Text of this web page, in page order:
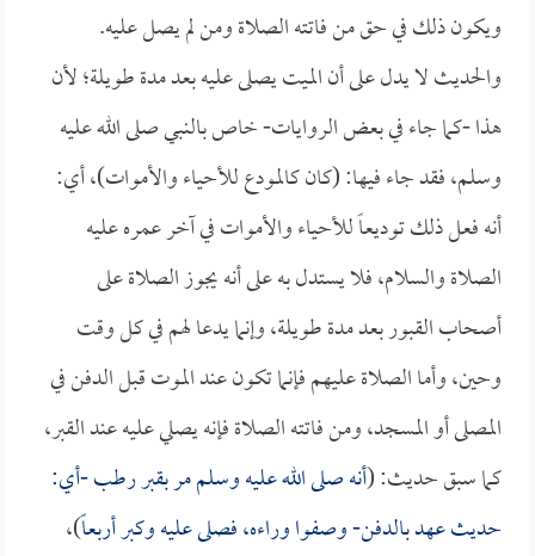
ويكون ذلك في حق من فاتته الصلاة ومن لم يصل عليه.
والحديث لا يدل على أن الميت يصلى عليه بعد مدة طويلة؛ لأن
هذا -كما جاء في بعض الروايات- خاص بالنبي صلى الله عليه
وسلم، فقد جاء فيها: (كان كالمودع للأحياء والأموات)، أي:
أنه فعل ذلك توديعاً للأحياء والأموات في آخر عمره عليه
الصلاة والسلام، فلا يستدل به على أنه يجوز الصلاة على
أصحاب القبور بعد مدة طويلة، وإنما يدعا لهم في كل وقت
وحين، وأما الصلاة عليهم فإنما تكون عند الموت قبل الدفن في
المصلى أو المسجد، ومن فاتته الصلاة فإنه يصلي عليه عند القبر،
كما سبق حديث: (أنه صلى الله عليه وسلم مر بقبر رطب -أي:
حديث عهد بالدفن- وصفوا وراءه، فصلى عليه وكبر أربعاً)،